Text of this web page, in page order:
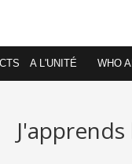
A L'UNITÉ WHO